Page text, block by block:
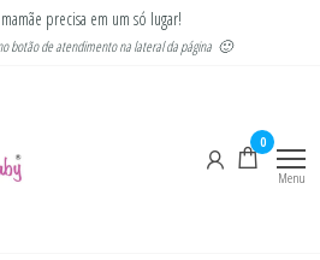
precisa em um só lugar!
botão de atendimento na lateral da página 🙂
0
Menu